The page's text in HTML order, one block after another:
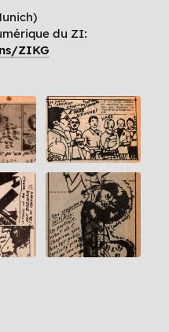
du ZI:
ZIKG